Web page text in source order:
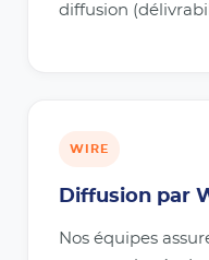
diffusion
WIRE
Diffusion par
Nos équipes